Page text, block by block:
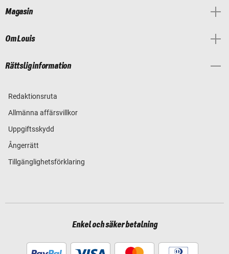
Magasin
Om Louis
Rättslig information
Redaktionsruta
Allmänna affärsvillkor
Uppgiftsskydd
Ångerrätt
Tillgänglighetsförklaring
Enkel och säker betalning